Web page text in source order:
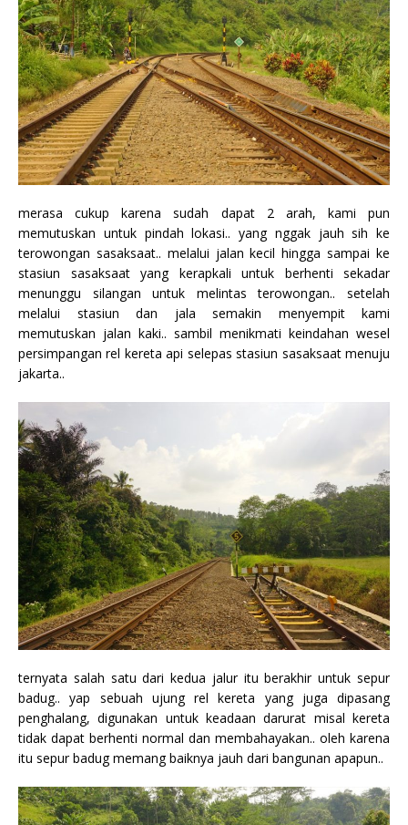
merasa cukup karena sudah dapat 2 arah, kami pun
memutuskan untuk pindah lokasi.. yang nggak jauh sih ke
terowongan sasaksaat.. melalui jalan kecil hingga sampai ke
stasiun sasaksaat yang kerapkali untuk berhenti sekadar
menunggu silangan untuk melintas terowongan.. setelah
melalui stasiun dan jala semakin menyempit kami
memutuskan jalan kaki.. sambil menikmati keindahan wesel
persimpangan rel kereta api selepas stasiun sasaksaat menuju
jakarta..
ternyata salah satu dari kedua jalur itu berakhir untuk sepur
badug.. yap sebuah ujung rel kereta yang juga dipasang
penghalang, digunakan untuk keadaan darurat misal kereta
tidak dapat berhenti normal dan membahayakan.. oleh karena
itu sepur badug memang baiknya jauh dari bangunan apapun..